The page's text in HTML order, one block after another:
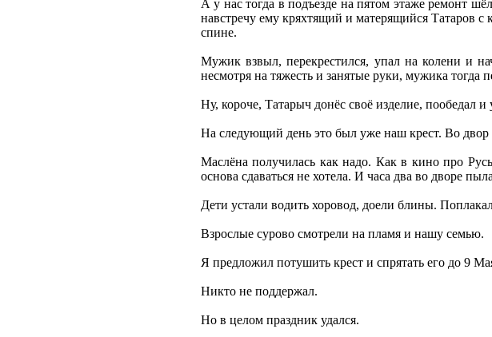
А у нас тогда в подъезде на пятом этаже ремонт
навстречу ему кряхтящий и матерящийся Татаров с
спине.
Мужик взвыл, перекрестился, упал на колени и
несмотря на тяжесть и занятые руки, мужика тогда
Ну, короче, Татарыч донёс своё изделие, пообедал
На следующий день это был уже наш крест. Во
Маслёна получилась как надо. Как в кино про
основа сдаваться не хотела. И часа два во дворе
Дети устали водить хоровод, доели блины.
Взрослые сурово смотрели на пламя и нашу семью.
Я предложил потушить крест и спрятать его до 9
Никто не поддержал.
Но в целом праздник удался.